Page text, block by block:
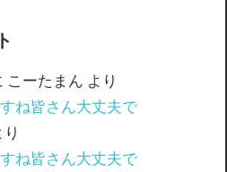
こーたまん より
ね皆さん大丈夫で
ね皆さん大丈夫で